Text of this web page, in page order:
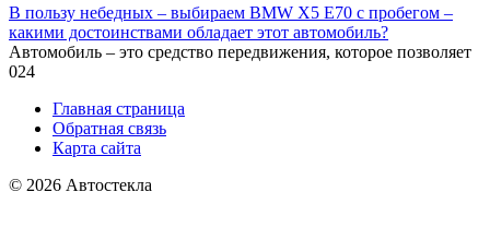
В пользу небедных – выбираем BMW X5 E70 с пробегом –
какими достоинствами обладает этот автомобиль?
Автомобиль – это средство передвижения, которое позволяет
024
Главная страница
Обратная связь
Карта сайта
© 2026 Автостекла